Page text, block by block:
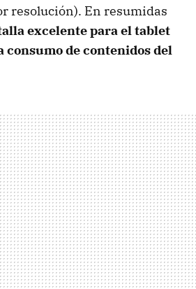
resolución). En resumidas
excelente para el tablet
consumo de contenidos del